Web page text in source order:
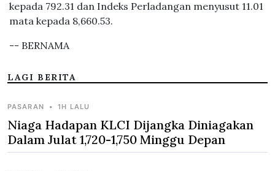
kepada 792.31 dan Indeks Perladangan menyusut 11.01
mata kepada 8,660.53.
-- BERNAMA
LAGI BERITA
PASARAN • 1H LALU
Niaga Hadapan KLCI Dijangka Diniagakan
Dalam Julat 1,720-1,750 Minggu Depan